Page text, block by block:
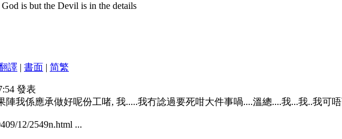
is but the Devil is in the details
譯 | 書面 | 简繁
發表
陣我係應承做好呢份工啫, 我.....我冇諗過要死咁大件事喎....溫總....我...我..我可
12/2549n.html ...